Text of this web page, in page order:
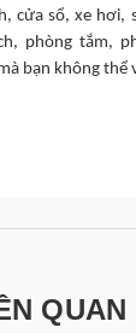
cửa sổ, xe hơi,
phòng tắm,
bạn không thể
QUAN